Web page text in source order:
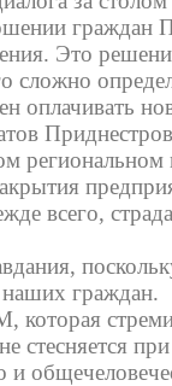
Это
оплачивать
всего,
граждан.
стесняется
и